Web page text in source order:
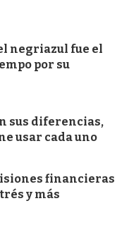
negriazul fue el
por su
sus diferencias,
usar cada uno
financieras
y más